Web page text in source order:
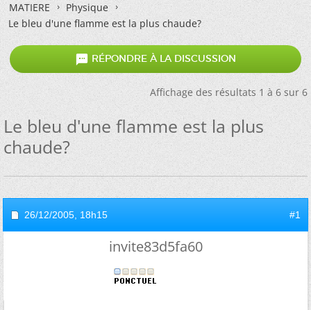
MATIERE
Physique
Le bleu d'une flamme est la plus chaude?
 RÉPONDRE À LA DISCUSSION
Affichage des résultats 1 à 6 sur 6
Le bleu d'une flamme est la plus
chaude?
26/12/2005, 18h15 #1
invite83d5fa60